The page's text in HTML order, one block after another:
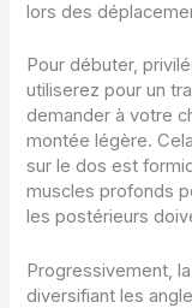
lors des
Pour débuter,
utiliserez pour un
demander à votre
montée légère.
sur le dos est
muscles profonds
les postérieurs
Progressivement,
diversifiant les